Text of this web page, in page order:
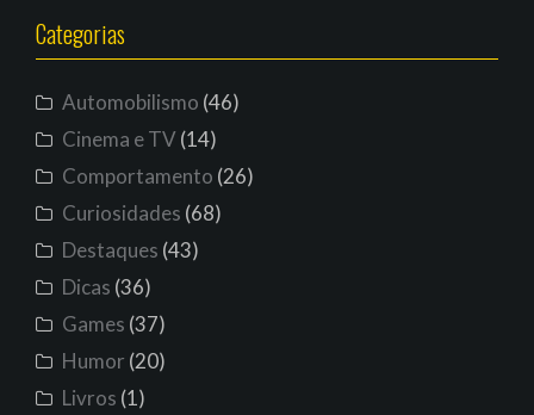
Categorias
Automobilismo (46)
Cinema e TV(14)
Comportamento (26)
Curiosidades (68)
Destaques (43)
Dicas (36)
Games (37)
Humor (20)
Livros (1)